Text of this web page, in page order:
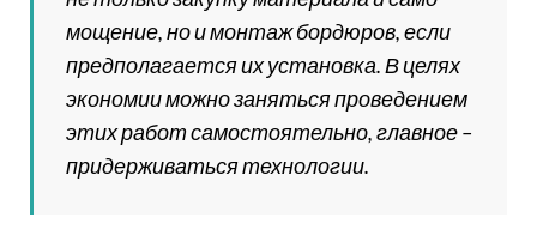
мощение, но и монтаж бордюров, если
предполагается их установка. В целях
экономии можно заняться проведением
этих работ самостоятельно, главное –
придерживаться технологии.